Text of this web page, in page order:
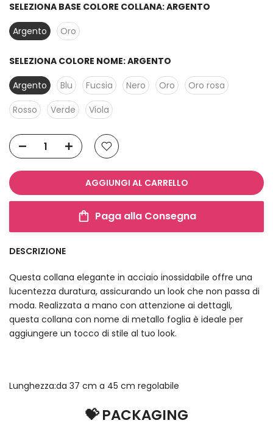
SELEZIONA BASE COLORE COLLANA:ARGENTO
Argento
Oro
SELEZIONA COLORE NOME:ARGENTO
Argento
Blu Fucsia Nero Oro
Oro rosa
Rosso
Verde Viola
AGGIUNGI AL CARRELLO
Paga alla Consegna
DESCRIZIONE
Questa collana elegante in acciaio inossidabile offre una
lucentezza duratura, assicurando un look che non passa di
moda. Realizzata a mano con attenzione ai dettagli,
questa collana con nome di metallo foglia è ideale per
aggiungere un tocco di stile al tuo look.
Lunghezza:da 37 cm a 45 cm regolabile
💝 PACKAGING